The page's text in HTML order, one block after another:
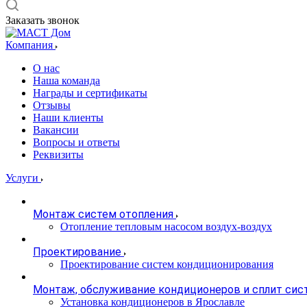
Заказать звонок
Компания
О нас
Наша команда
Награды и сертификаты
Отзывы
Наши клиенты
Вакансии
Вопросы и ответы
Реквизиты
Услуги
Монтаж систем отопления
Отопление тепловым насосом воздух-воздух
Проектирование
Проектирование систем кондиционирования
Монтаж, обслуживание кондиционеров и сплит
Установка кондиционеров в Ярославле